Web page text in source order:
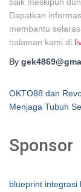
Dapatkan
membantu
halaman kami di
By
OKTO88 dan
Menjaga Tubuh
Sponsor
blueprint integrasi